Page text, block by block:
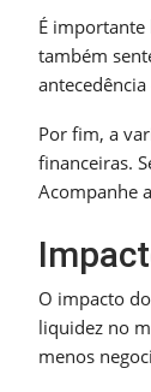
É
também
Por fim, a
financeiras.
Acompanhe
O impacto
liquidez no
menos